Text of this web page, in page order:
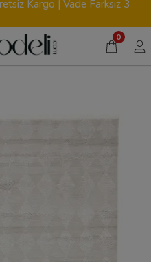
Kargo | Vade Farksız 3
0